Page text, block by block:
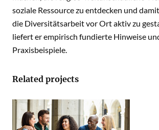
soziale Ressource zu entdecken und
die Diversitätsarbeit vor Ort aktiv zu
liefert er empirisch fundierte Hinweise
Praxisbeispiele.
Related projects